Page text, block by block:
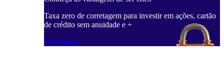
Taxa zero de corretagem para investir em ações, cartão
de crédito sem anuidade e +
Saiba mais